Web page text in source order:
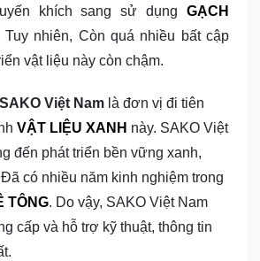
khích sang sử dụng GẠCH
Tuy nhiên, Còn quá nhiều bất cập
vật liệu này còn chậm.
Việt Nam là đơn vị đi tiên
VẬT LIỆU XANH này. SAKO Việt
đến phát triển bền vững xanh,
có nhiều năm kinh nghiệm trong
TÔNG. Do vậy, SAKO Việt Nam
cấp và hỗ trợ kỹ thuật, thông tin